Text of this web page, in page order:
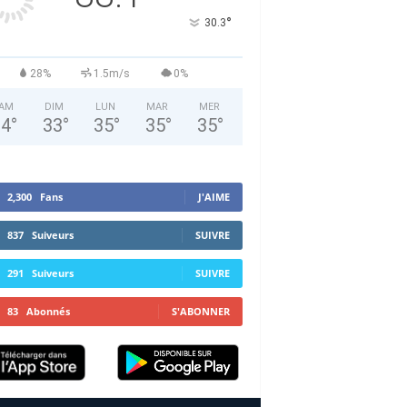
30.3°
28% 1.5m/s 0%
°
DIM
33°
LUN
35°
MAR
35°
MER
35°
2,300 Fans J'AIME
837 Suiveurs SUIVRE
291 Suiveurs SUIVRE
83 Abonnés S'ABONNER